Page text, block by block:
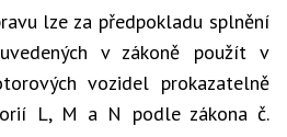
lze za předpokladu splnění
v zákoně použít v
vozidel prokazatelně
L, M a N podle zákona č.